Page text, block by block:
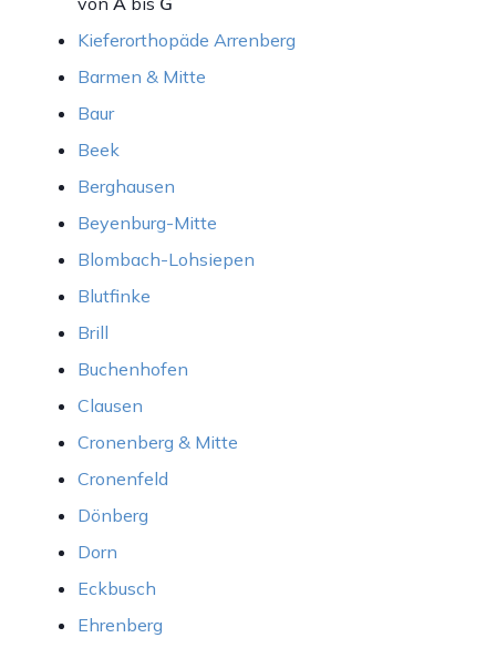
Kieferorthopäde Arrenberg
Barmen & Mitte
Baur
Beek
Berghausen
Beyenburg-Mitte
Blombach-Lohsiepen
Blutfinke
Brill
Buchenhofen
Clausen
Cronenberg & Mitte
Cronenfeld
Dönberg
Dorn
Eckbusch
Ehrenberg